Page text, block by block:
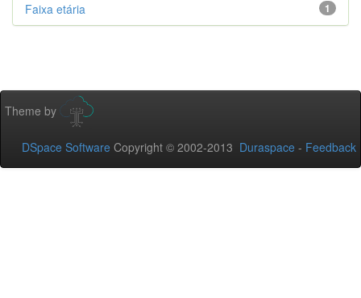
1
Faixa etária
Theme by
DSpace Software Copyright © 2002-2013 Duraspace - Feedback